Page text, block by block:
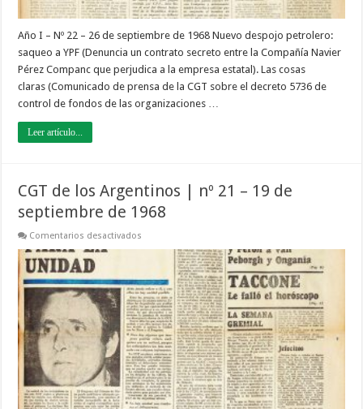
Año I – Nº 22 – 26 de septiembre de 1968 Nuevo despojo petrolero:
saqueo a YPF (Denuncia un contrato secreto entre la Compañía Navier
Pérez Companc que perjudica a la empresa estatal). Las cosas
claras (Comunicado de prensa de la CGT sobre el decreto 5736 de
control de fondos de las organizaciones …
Leer artículo...
CGT de los Argentinos | nº 21 – 19 de
septiembre de 1968
Comentarios desactivados
Argentinos
|
nº
21
–
19
de
septiembre
de
1968